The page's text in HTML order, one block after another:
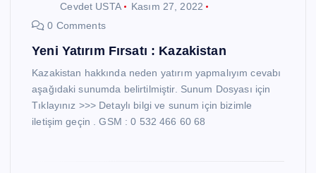
Cevdet USTA
Kasım 27, 2022
0 Comments
Yeni Yatırım Fırsatı : Kazakistan
Kazakistan hakkında neden yatırım yapmalıyım cevabı
aşağıdaki sunumda belirtilmiştir. Sunum Dosyası için
Tıklayınız >>> Detaylı bilgi ve sunum için bizimle
iletişim geçin . GSM : 0 532 466 60 68